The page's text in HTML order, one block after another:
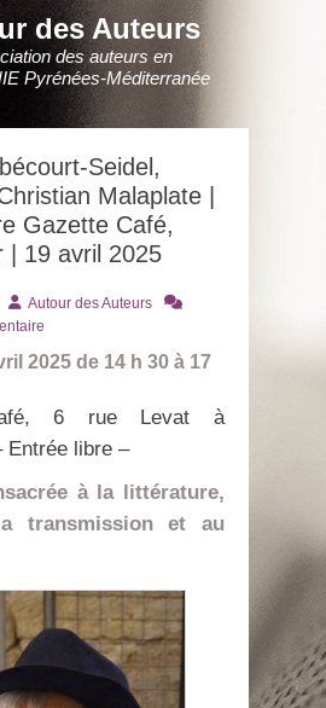
des Auteurs
des auteurs en
Pyrénées-Méditerranée
Seidel,
Malaplate |
Gazette Café,
| 19 avril 2025
AuteurAutour des Auteurs
2025 de 14 h 30 à 17
6 rue Levat à
Entrée libre –
à la littérature,
transmission et au